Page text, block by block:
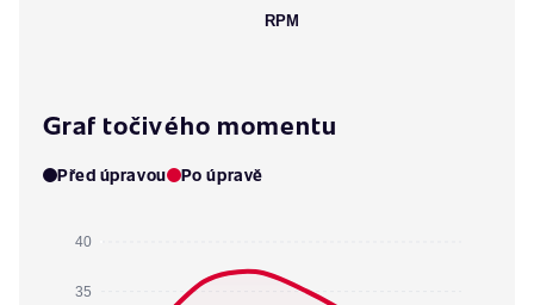
RPM
Graf točivého momentu
Před úpravou Po úpravě
40
35